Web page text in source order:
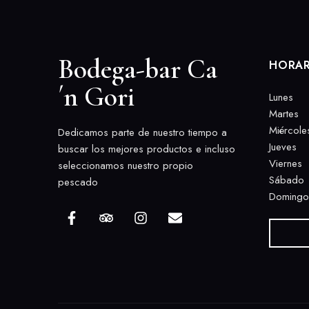
Bodega-bar Ca
´n Gori
Dedicamos parte de nuestro tiempo a
buscar los mejores productos e incluso
seleccionamos nuestro propio
pescado
Lunes
Martes
Jueves
Viernes
Sábado
Domingo